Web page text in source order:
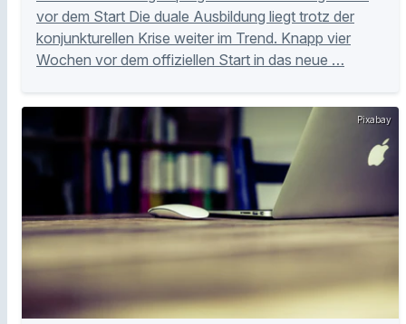
vor dem Start Die duale Ausbildung liegt trotz der
konjunkturellen Krise weiter im Trend. Knapp vier
Wochen vor dem offiziellen Start in das neue …
Pixabay